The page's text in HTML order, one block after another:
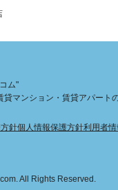
ム"
マンション・賃貸アパート
針個人情報保護方針利用者
All Rights Reserved.